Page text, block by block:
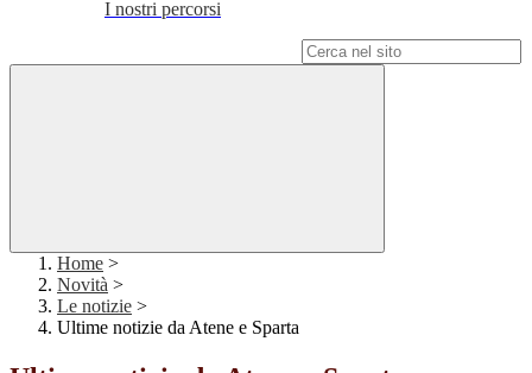
I nostri percorsi
Home >
Novità >
Le notizie >
Ultime notizie da Atene e Sparta